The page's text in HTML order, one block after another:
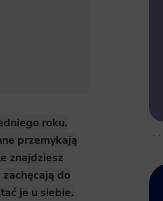
roku.
przemykają
znajdziesz
do
je u siebie.